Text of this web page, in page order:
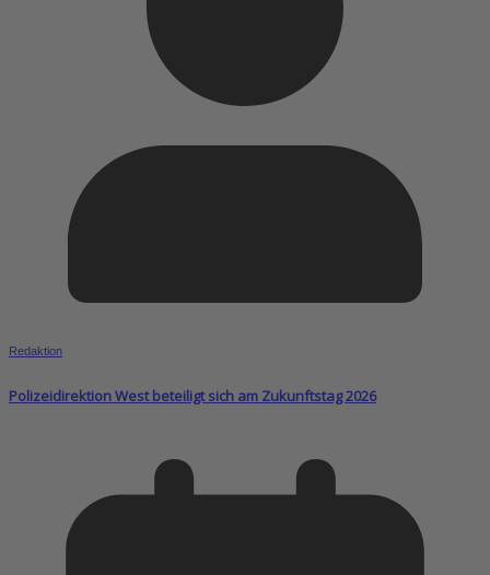
Redaktion
Polizeidirektion West beteiligt sich am Zukunftstag 2026